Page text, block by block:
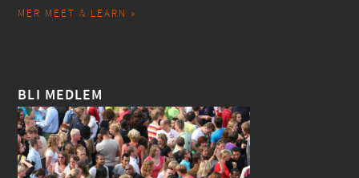
MER MEET & LEARN »
BLI MEDLEM